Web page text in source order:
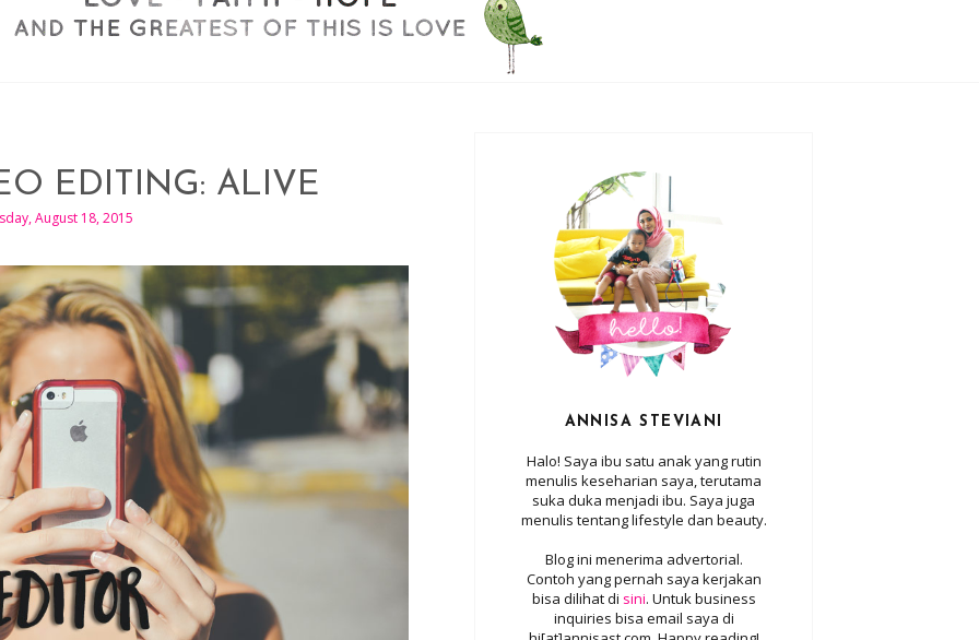
EDITING: ALIVE
August 18, 2015
ANNISA STEVIANI
Halo! Saya ibu satu anak yang rutin
menulis keseharian saya, terutama
suka duka menjadi ibu. Saya juga
menulis tentang lifestyle dan beauty.
Blog ini menerima advertorial.
Contoh yang pernah saya kerjakan
bisa dilihat di sini. Untuk business
inquiries bisa email saya di